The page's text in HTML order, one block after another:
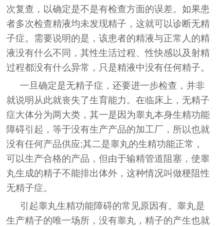
次复查，以确定是不是有检查方面的误差。如果患
者多次检查精液均未发现精子，这就可以诊断无精
子症。需要说明的是，该患者的精液与正常人的精
液没有什么不同，其性生活过程、性快感以及射精
过程都没有什么异常，只是精液中没有任何精子。
一旦确定是无精子症，还要进一步检查，并非
就说明从此就丧失了生育能力。在临床上，无精子
症大体分为两大类，其一是因为睾丸本身生精功能
障碍引起，等于没有生产产品的加工厂，所以也就
没有任何产品供应;其二是睾丸的生精功能正常，
可以生产合格的产品，但由于输精管道阻塞，使睾
丸生成的精子不能排出体外，这种情况叫做梗阻性
无精子症。
引起睾丸生精功能障碍的常见原因有。睾丸是
生产精子的唯一场所，没有睾丸，精子的产生也就